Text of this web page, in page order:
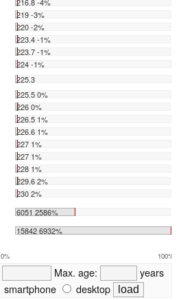
219 -3%
220 -2%
223.4 -1%
223.7 -1%
224 -1%
225.3
225.5 0%
226 0%
226.5 1%
226.6 1%
227 1%
227 1%
228 1%
229.6 2%
230 2%
6051 2586%
15842 6932%
0% 100%
Max. age:
years
smartphone desktop